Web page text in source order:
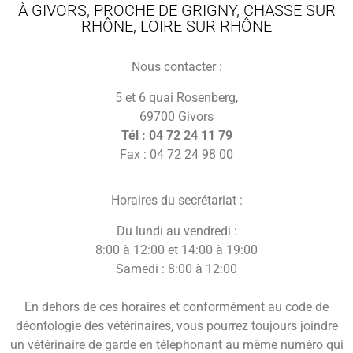
À GIVORS, PROCHE DE GRIGNY, CHASSE SUR
RHÔNE, LOIRE SUR RHÔNE
Nous contacter :
5 et 6 quai Rosenberg,
69700 Givors
Tél : 04 72 24 11 79
Fax : 04 72 24 98 00
Horaires du secrétariat :
Du lundi au vendredi :
8:00 à 12:00 et 14:00 à 19:00
Samedi : 8:00 à 12:00
En dehors de ces horaires et conformément au code de
déontologie des vétérinaires, vous pourrez toujours joindre
un vétérinaire de garde en téléphonant au même numéro qui